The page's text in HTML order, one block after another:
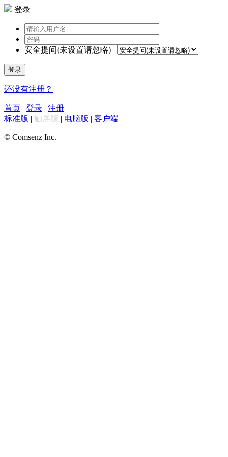
登录
安全提问(未设置请忽略)
登录
还没有注册？
首页 | 登录 | 注册
标准版 | 触屏版 | 电脑版 | 客户端
© Comsenz Inc.